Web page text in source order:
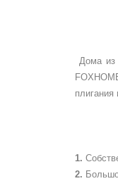
Дома из